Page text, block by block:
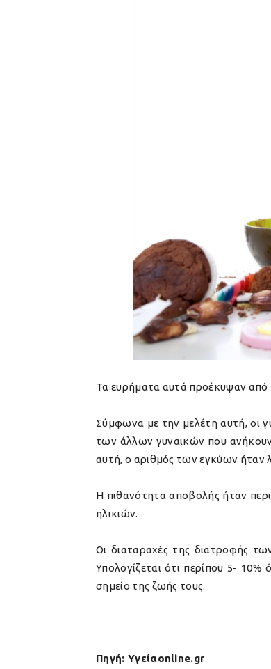
Τα ευρήματα αυτά προέκυψαν από
Σύμφωνα με την μελέτη αυτή, οι
των άλλων γυναικών που ανήκουν
αυτή, ο αριθμός των εγκύων ήταν
Η πιθανότητα αποβολής ήταν
ηλικιών.
Οι διαταραχές της διατροφής
Υπολογίζεται ότι περίπου 5-
σημείο της ζωής τους.
Πηγή: Υγείαonline.gr